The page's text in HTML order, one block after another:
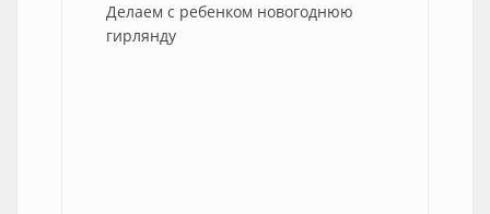
Делаем с ребенком новогоднюю
гирлянду